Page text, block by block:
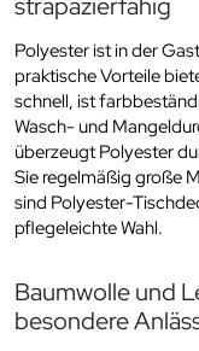
Polyester ist in der
praktische Vorteile
schnell, ist
Wasch- und
überzeugt Polyester
Sie regelmäßig große
sind Polyester-
pflegeleichte Wahl.
Baumwolle und
besondere